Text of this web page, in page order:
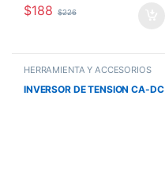
$188 $226
HERRAMIENTA Y ACCESORIOS
INVERSOR DE TENSION CA-DC